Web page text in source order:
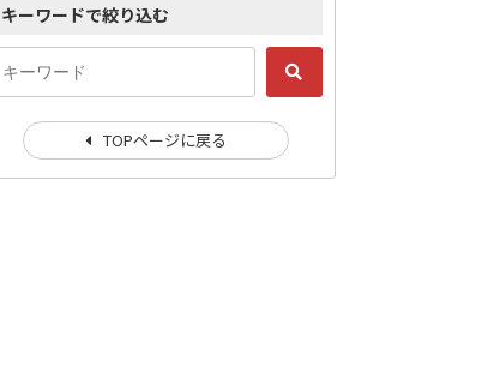
キーワードで絞り込む
TOPページに戻る